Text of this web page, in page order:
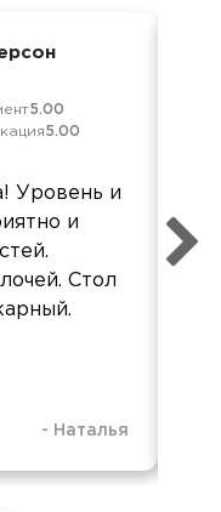
5.00
5.00
Уровень и
и
Стол
- Наталья